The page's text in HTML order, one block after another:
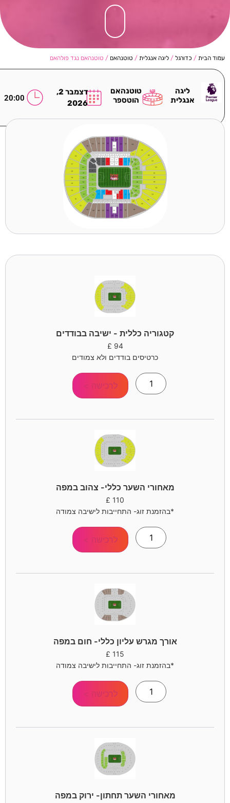
עמוד הבית / כדורגל / ליגה אנגלית / טוטנהאם / טוטנהאם נגד פולהאם
ליגה
אנגלית
טוטנהאם
הוטספר
דצמבר 2,
2026
20:00
קטגוריה כללית - ישיבה בבודדים
94
£
כרטיסים בודדים ולא צמודים
לרכישה >
מאחורי השער כללי- צהוב במפה
110
£
*בהזמנת זוג- התחייבות לישיבה צמודה
לרכישה >
אורך מגרש עליון כללי- חום במפה
115
£
*בהזמנת זוג- התחייבות לישיבה צמודה
לרכישה >
מאחורי השער תחתון- ירוק במפה